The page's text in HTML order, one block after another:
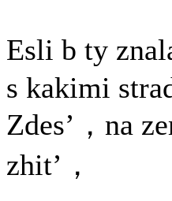
Esli b ty
s kakimi
Zdes’，na
zhit’，